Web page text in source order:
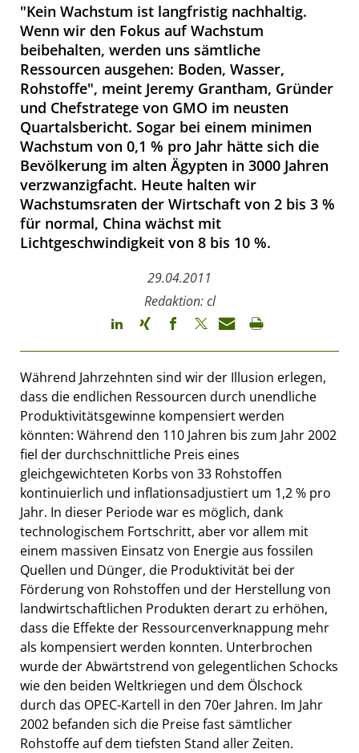
"Kein Wachstum ist langfristig nachhaltig.
Wenn wir den Fokus auf Wachstum
beibehalten, werden uns sämtliche
Ressourcen ausgehen: Boden, Wasser,
Rohstoffe", meint Jeremy Grantham, Gründer
und Chefstratege von GMO im neusten
Quartalsbericht. Sogar bei einem minimen
Wachstum von 0,1 % pro Jahr hätte sich die
Bevölkerung im alten Ägypten in 3000 Jahren
verzwanzigfacht. Heute halten wir
Wachstumsraten der Wirtschaft von 2 bis 3 %
für normal, China wächst mit
Lichtgeschwindigkeit von 8 bis 10 %.
29.04.2011
Redaktion: cl
Während Jahrzehnten sind wir der Illusion erlegen,
dass die endlichen Ressourcen durch unendliche
Produktivitätsgewinne kompensiert werden
könnten: Während den 110 Jahren bis zum Jahr 2002
fiel der durchschnittliche Preis eines
gleichgewichteten Korbs von 33 Rohstoffen
kontinuierlich und inflationsadjustiert um 1,2 % pro
Jahr. In dieser Periode war es möglich, dank
technologischem Fortschritt, aber vor allem mit
einem massiven Einsatz von Energie aus fossilen
Quellen und Dünger, die Produktivität bei der
Förderung von Rohstoffen und der Herstellung von
landwirtschaftlichen Produkten derart zu erhöhen,
dass die Effekte der Ressourcenverknappung mehr
als kompensiert werden konnten. Unterbrochen
wurde der Abwärtstrend von gelegentlichen Schocks
wie den beiden Weltkriegen und dem Ölschock
durch das OPEC-Kartell in den 70er Jahren. Im Jahr
2002 befanden sich die Preise fast sämtlicher
Rohstoffe auf dem tiefsten Stand aller Zeiten.